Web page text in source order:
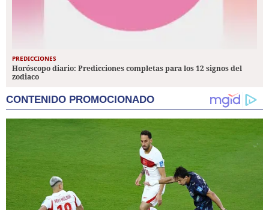
PREDICCIONES
Horóscopo diario: Predicciones completas para los 12 signos del
zodiaco
CONTENIDO PROMOCIONADO